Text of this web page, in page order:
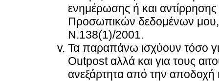
ενημέρωσης ή και
Προσωπικών δεδομένων
Ν.138(1)/2001.
Τα παραπάνω ισχύουν τόσο
Outpost αλλά και για τους
ανεξάρτητα από την αποδοχή